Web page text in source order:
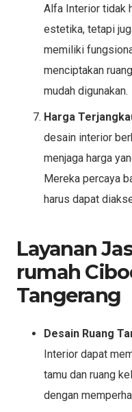
Alfa Interior tidak
estetika, tetapi
memiliki
menciptakan
mudah digunakan.
Harga
desain interior
menjaga harga
Mereka percaya
harus dapat
Layanan
rumah
Tangerang
Desain Ruang
Interior dapat
tamu dan ruang
dengan